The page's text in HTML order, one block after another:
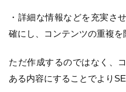
・詳細な情報などを充実さ
確にし、コンテンツの重複を
ただ作成するのではなく、
ある内容にすることでより